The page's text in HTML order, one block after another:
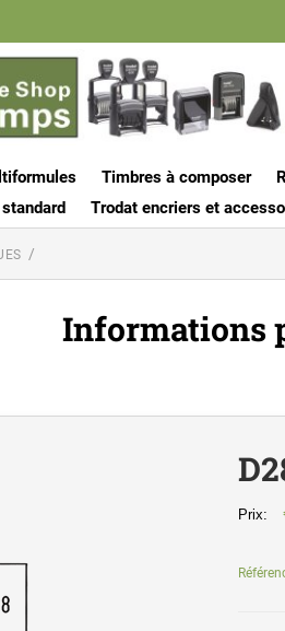
Timbres à composer
Trodat encriers et
Informations
Prix: